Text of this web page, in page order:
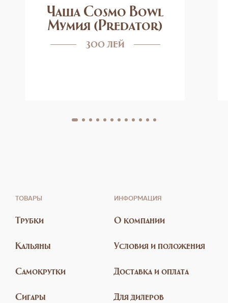
Чаша Cosmo Bowl
Мумия (Predator)
300 лей
ТОВАРЫ
Трубки
Кальяны
Самокрутки
Сигары
ИНФОРМАЦИЯ
О компании
Условия и положения
Доставка и оплата
Для дилеров